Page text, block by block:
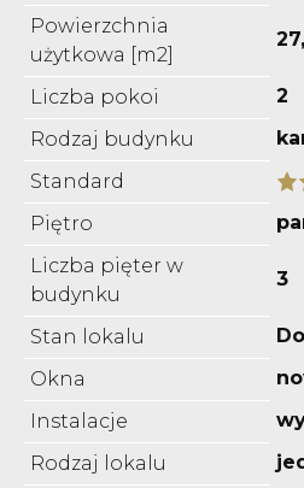
Powierzchnia
użytkowa [m2]
Liczba pokoi
2
Rodzaj budynku
Standard
Piętro
Liczba pięter w
budynku
3
Stan lokalu
Okna
Instalacje
Rodzaj lokalu